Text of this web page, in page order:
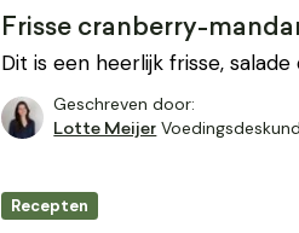
Frisse cranberry-
Dit is een heerlijk frisse,
Geschreven door:
Lotte Meijer
Recepten